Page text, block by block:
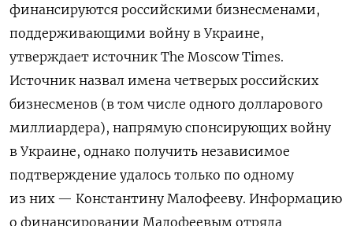
финансируются российскими бизнесменами,
поддерживающими войну в Украине,
утверждает источник The Moscow Times.
Источник назвал имена четверых российских
бизнесменов (в том числе одного долларового
миллиардера), напрямую спонсирующих войну
в Украине, однако получить независимое
подтверждение удалось только по одному
из них — Константину Малофееву. Информацию
о финансировании Малофеевым отряда